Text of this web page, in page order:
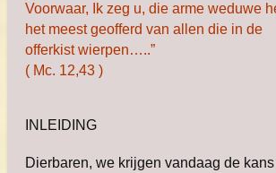
Voorwaar, Ik zeg u, die arme weduwe
het meest geofferd van allen die in de
offerkistwierpen…..”
( Mc. 12,43 )
INLEIDING
Dierbaren, we krijgen vandaag de